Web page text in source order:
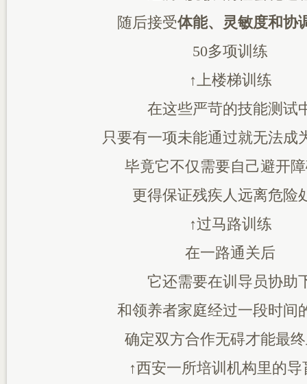
随后接受体能、灵敏度和协
50多项训练
↑上楼梯训练
在这些严苛的技能测试
只要有一项未能通过就无法成
毕竟它不仅需要自己避开
更得保证残疾人远离危险
↑过马路训练
在一路通关后
它还需要在训导员协助
和领养者家庭经过一段时间
确定双方合作无碍才能最
↑西安一所培训机构里的导